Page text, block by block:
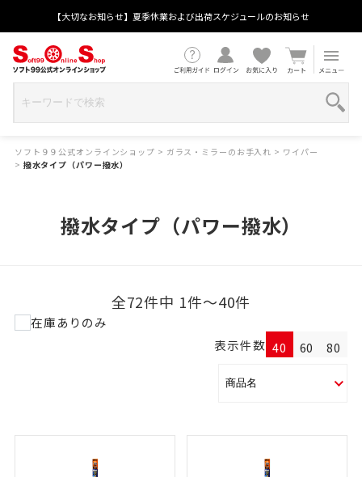
【大切なお知らせ】夏季休業および出荷スケジュールのお知らせ
ソフト９９公式オンラインショップ > ガラス・ミラーのお手入れ > ワイパー
> 撥水タイプ（パワー撥水）
撥水タイプ（パワー撥水）
全72件中 1件～40件
在庫ありのみ
表示件数 40 60 80